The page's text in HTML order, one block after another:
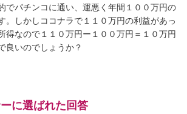
でパチンコに通い、運悪く年間１００万円の
。しかしココナラで１１０万円の利益があっ
得なので１１０万円ー１００万円＝１０万円
良いのでしょうか？
に選ばれた回答